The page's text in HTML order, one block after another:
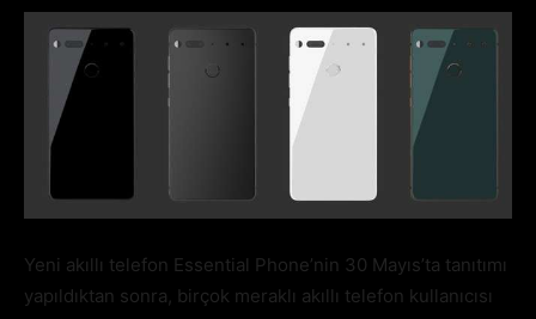
Yeni akıllı telefon Essential Phone’nin 30 Mayıs’ta tanıtımı
yapıldıktan sonra, birçok meraklı akıllı telefon kullanıcısı